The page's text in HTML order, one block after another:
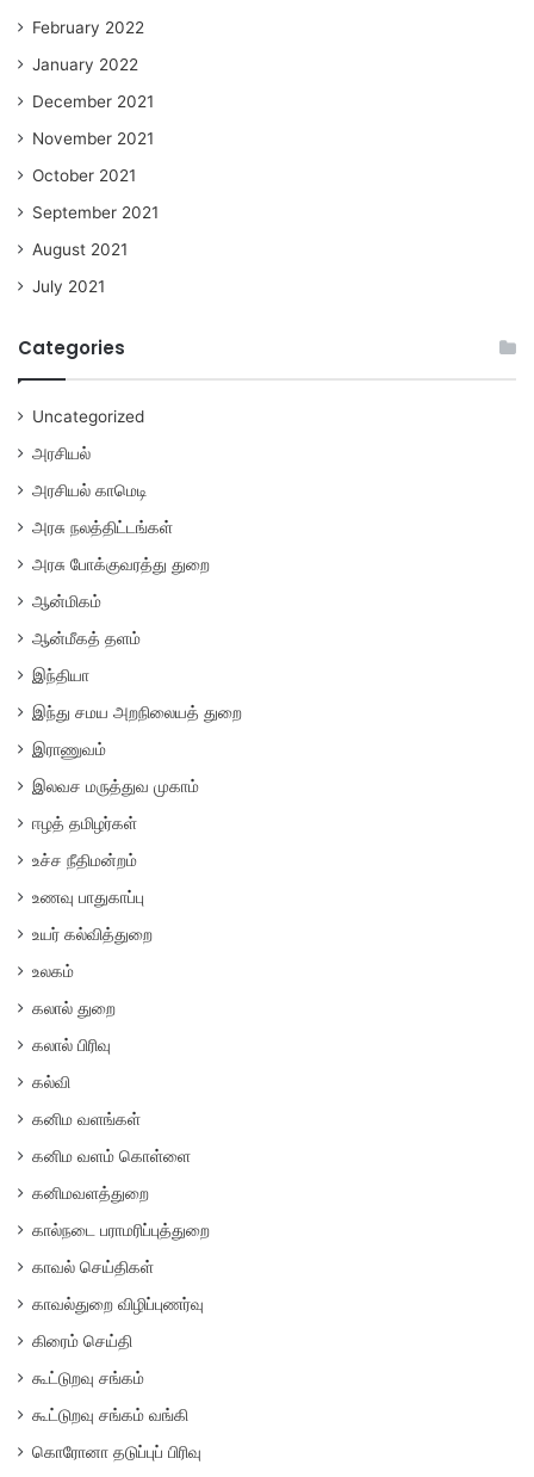
February 2022
January 2022
December 2021
November 2021
October 2021
September 2021
August 2021
July 2021
Categories
Uncategorized
அரசியல்
அரசியல் காமெடி
அரசு நலத்திட்டங்கள்
அரசு போக்குவரத்து துறை
ஆன்மிகம்
ஆன்மீகத் தளம்
இந்தியா
இந்து சமய அறநிலையத் துறை
இராணுவம்
இலவச மருத்துவ முகாம்
ஈழத் தமிழர்கள்
உச்ச நீதிமன்றம்
உணவு பாதுகாப்பு
உயர் கல்வித்துறை
உலகம்
கலால் துறை
கலால் பிரிவு
கல்வி
கனிம வளங்கள்
கனிம வளம் கொள்ளை
கனிமவளத்துறை
கால்நடை பராமரிப்புத்துறை
காவல் செய்திகள்
காவல்துறை விழிப்புணர்வு
கிரைம் செய்தி
கூட்டுறவு சங்கம்
கூட்டுறவு சங்கம் வங்கி
கொரோனா தடுப்புப் பிரிவு